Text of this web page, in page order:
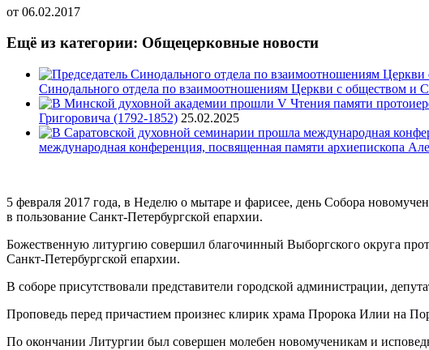
от 06.02.2017
Ещё из категории: Общецерковные новости
Синодального отдела по взаимоотношениям Церкви с обществом
Григоровича (1792-1852) 25.02.2025
международная конференция, посвященная памяти архиепископа
5 февраля 2017 года, в Неделю о мытаре и фарисее, день Собора
в пользование Санкт-Петербургской епархии.
Божественную литургию совершил благочинный Выборгского округа
Санкт-Петербургской епархии.
В соборе присутствовали представители городской администрации,
Проповедь перед причастием произнес клирик храма Пророка Илии на
По окончании Литургии был совершен молебен новомученикам и